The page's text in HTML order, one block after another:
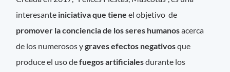
interesante iniciativa que tieneel objetivo de
promover la conciencia de los seres humanosacerca
de los numerosos ygraves efectos negativosque
produce el uso defuegos artificialesdurante los